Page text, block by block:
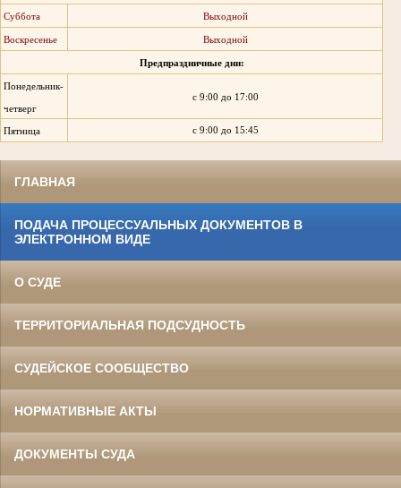
Суббота Выходной
Воскресенье Выходной
Предпраздничные дни:
Понедельник-
четверг
с 9:00 до 17:00
Пятница с 9:00 до 15:45
ГЛАВНАЯ
ПОДАЧА ПРОЦЕССУАЛЬНЫХ ДОКУМЕНТОВ В
ЭЛЕКТРОННОМ ВИДЕ
О СУДЕ
ТЕРРИТОРИАЛЬНАЯ ПОДСУДНОСТЬ
СУДЕЙСКОЕ СООБЩЕСТВО
НОРМАТИВНЫЕ АКТЫ
ДОКУМЕНТЫ СУДА